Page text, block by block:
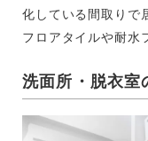
化している間取りで
フロアタイルや耐水
洗面所・脱衣室